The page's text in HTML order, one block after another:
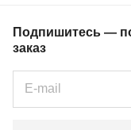
Подпишитесь —
заказ